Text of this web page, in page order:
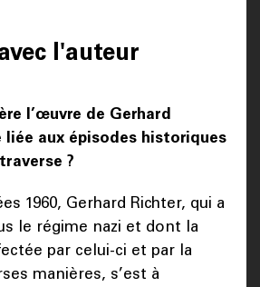
l'auteur
l’œuvre de Gerhard
liée aux épisodes historiques
?
1960, Gerhard Richter, qui a
le régime nazi et dont la
par celui-ci et par la
manières, s’est à